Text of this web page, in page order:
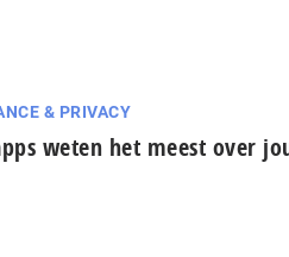
& PRIVACY
weten het meest over